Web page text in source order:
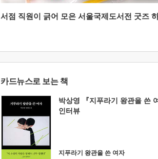
서점 직원이 긁어 모은 서울국제도서전 굿즈
카드뉴스로 보는 책
박상영 『지푸라기 왕관을 쓴
인터뷰
지푸라기 왕관을 쓴 여자